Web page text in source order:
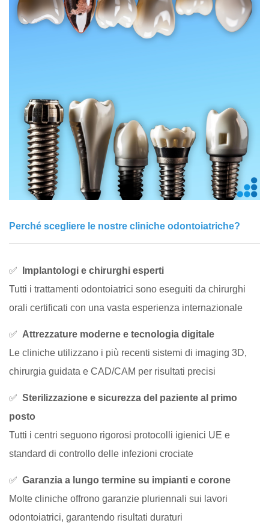
Perché scegliere le nostre cliniche odontoiatriche?
✅
Implantologi e chirurghi esperti
Tutti i trattamenti odontoiatrici sono eseguiti da chirurghi
orali certificati con una vasta esperienza internazionale
✅ Attrezzature moderne e tecnologia digitale
Le cliniche utilizzano i più recenti sistemi di imaging 3D,
chirurgia guidata e CAD/CAM per risultati precisi
✅ Sterilizzazione e sicurezza del paziente al primo
posto
Tutti i centri seguono rigorosi protocolli igienici UE e
standard di controllo delle infezioni crociate
✅ Garanzia a lungo termine su impianti e corone
Molte cliniche offrono garanzie pluriennali sui lavori
odontoiatrici, garantendo risultati duraturi